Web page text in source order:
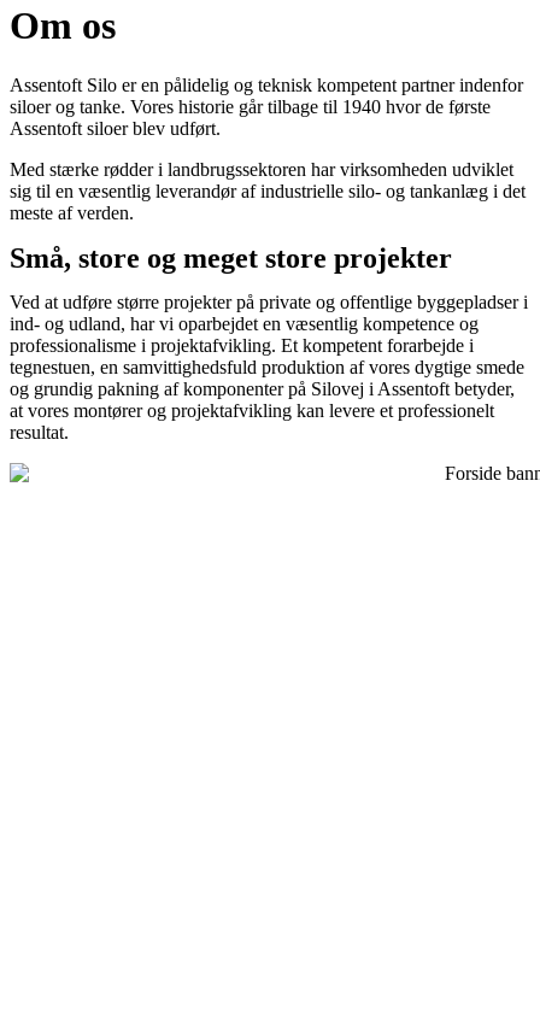
Om os
Assentoft Silo er en pålidelig og teknisk kompetent partner indenfor
siloer og tanke. Vores historie går tilbage til 1940 hvor de første
Assentoft siloer blev udført.
Med stærke rødder i landbrugssektoren har virksomheden udviklet
sig til en væsentlig leverandør af industrielle silo- og tankanlæg i det
meste af verden.
Små, store og meget store projekter
Ved at udføre større projekter på private og offentlige byggepladser i
ind- og udland, har vi oparbejdet en væsentlig kompetence og
professionalisme i projektafvikling. Et kompetent forarbejde i
tegnestuen, en samvittighedsfuld produktion af vores dygtige smede
og grundig pakning af komponenter på Silovej i Assentoft betyder,
at vores montører og projektafvikling kan levere et professionelt
resultat.